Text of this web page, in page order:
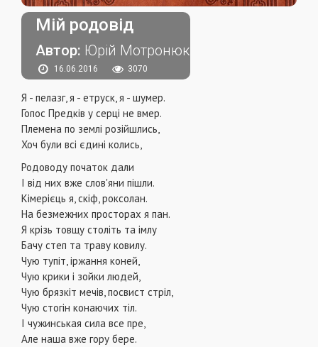
Мій родовід
Автор: Юрій Мотронюк
16.06.2016 3070
Я - пелазг, я - етруск, я - шумер.
Гопос Предків у серці не вмер.
Племена по землі розійшлись,
Хоч були всі єдині колись,
Родоводу початок дали
І від них вже слов'яни пішли.
Кімерієць я, скіф, роксолан.
На безмежних просторах я пан.
Я крізь товщу століть та імлу
Бачу степ та траву ковилу.
Чую тупіт, іржання коней,
Чую крики і зойки людей,
Чую брязкіт мечів, посвист стріл,
Чую стогін конаючих тіл.
І чужинськая сила все пре,
Але наша вже гору бере.